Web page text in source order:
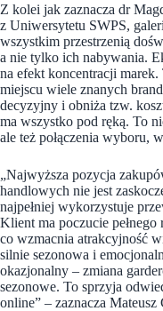
Z kolei jak zaznacza dr
z Uniwersytetu SWPS,
wszystkim przestrzenią
a nie tylko ich nabywania.
na efekt koncentracji
miejscu wiele znanych
decyzyjny i obniża tzw.
ma wszystko pod ręką. To
ale też połączenia wyboru,
„Najwyższa pozycja
handlowych nie jest
najpełniej wykorzystuje
Klient ma poczucie
co wzmacnia atrakcyjność
silnie sezonowa i
okazjonalny – zmiana
sezonowe. To sprzyja
online” – zaznacza Mateusz